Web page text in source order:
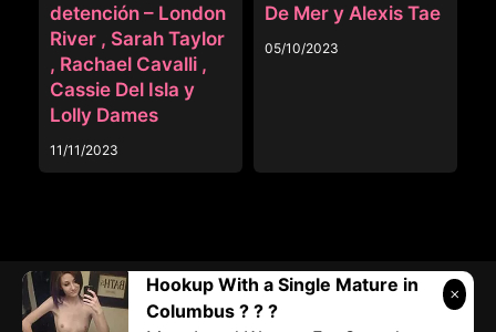
Hookup With a Single Mature in
Columbus ? ? ?
detención – London
River , Sarah Taylor
, Rachael Cavalli ,
Cassie Del Isla y
Lolly Dames
11/11/2023
De Mer y Alexis Tae
05/10/2023
Telegram: @vicivi3• Twitter: @subcolombia1• Correo:
Submilf.com@gmail.com